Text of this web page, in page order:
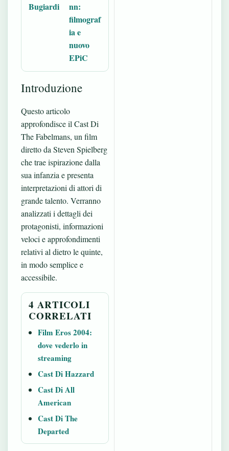
Bugiardi
nn:
filmograf
ia e
nuovo
EPiC
Introduzione
Questo articolo
approfondisce il Cast Di
The Fabelmans, un film
diretto da Steven Spielberg
che trae ispirazione dalla
sua infanzia e presenta
interpretazioni di attori di
grande talento. Verranno
analizzati i dettagli dei
protagonisti, informazioni
veloci e approfondimenti
relativi al dietro le quinte,
in modo semplice e
accessibile.
4 ARTICOLI
CORRELATI
Film Eros 2004:
dove vederlo in
streaming
Cast Di Hazzard
Cast Di All
American
Cast Di The
Departed